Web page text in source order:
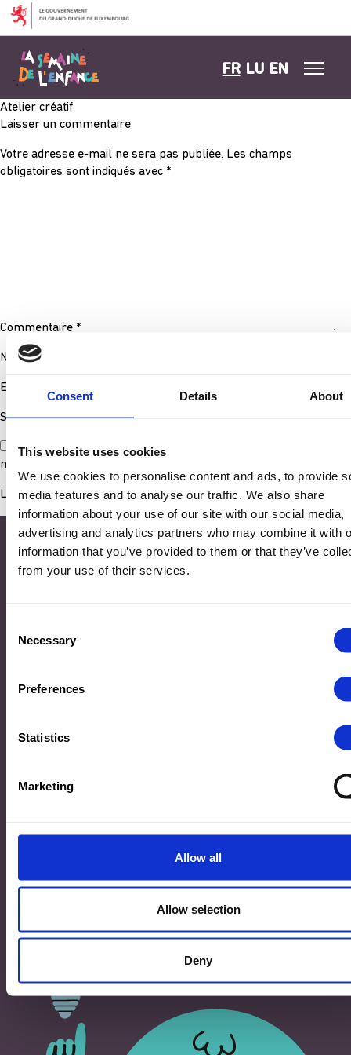
Consent Details About
This website uses cookies
We use cookies to personalise content and ads, to provide
media features and to analyse our traffic. We also share
information about your use of our site with our social media,
advertising and analytics partners who may combine it with
information that you’ve provided to them or that they’ve
from your use of their services.
Selection
Necessary
Preferences
Statistics
Marketing
Allow all
Allow selection
Deny
Aller au contenu
FR LU EN
Atelier créatif
Laisser un commentaire
Votre adresse e-mail ne sera pas publiée. Les champs
obligatoires sont indiqués avec *
Commentaire *
Nom*
E-mail
Site web
Enregistrer mon nom, mon e-mail et mon site dans le
navigateur pour mon prochain commentaire.
Adresse
©2026 Ministère de l’Éducation nationale, de l’Enfance